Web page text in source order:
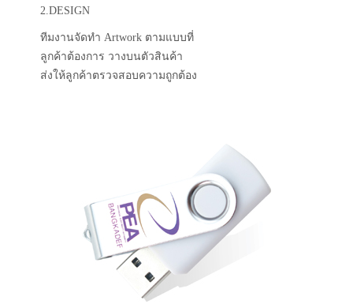
2.DESIGN
ทีมงานจัดทำ Artwork ตามแบบที่
ลูกค้าต้องการ วางบนตัวสินค้า
ส่งให้ลูกค้าตรวจสอบความถูกต้อง